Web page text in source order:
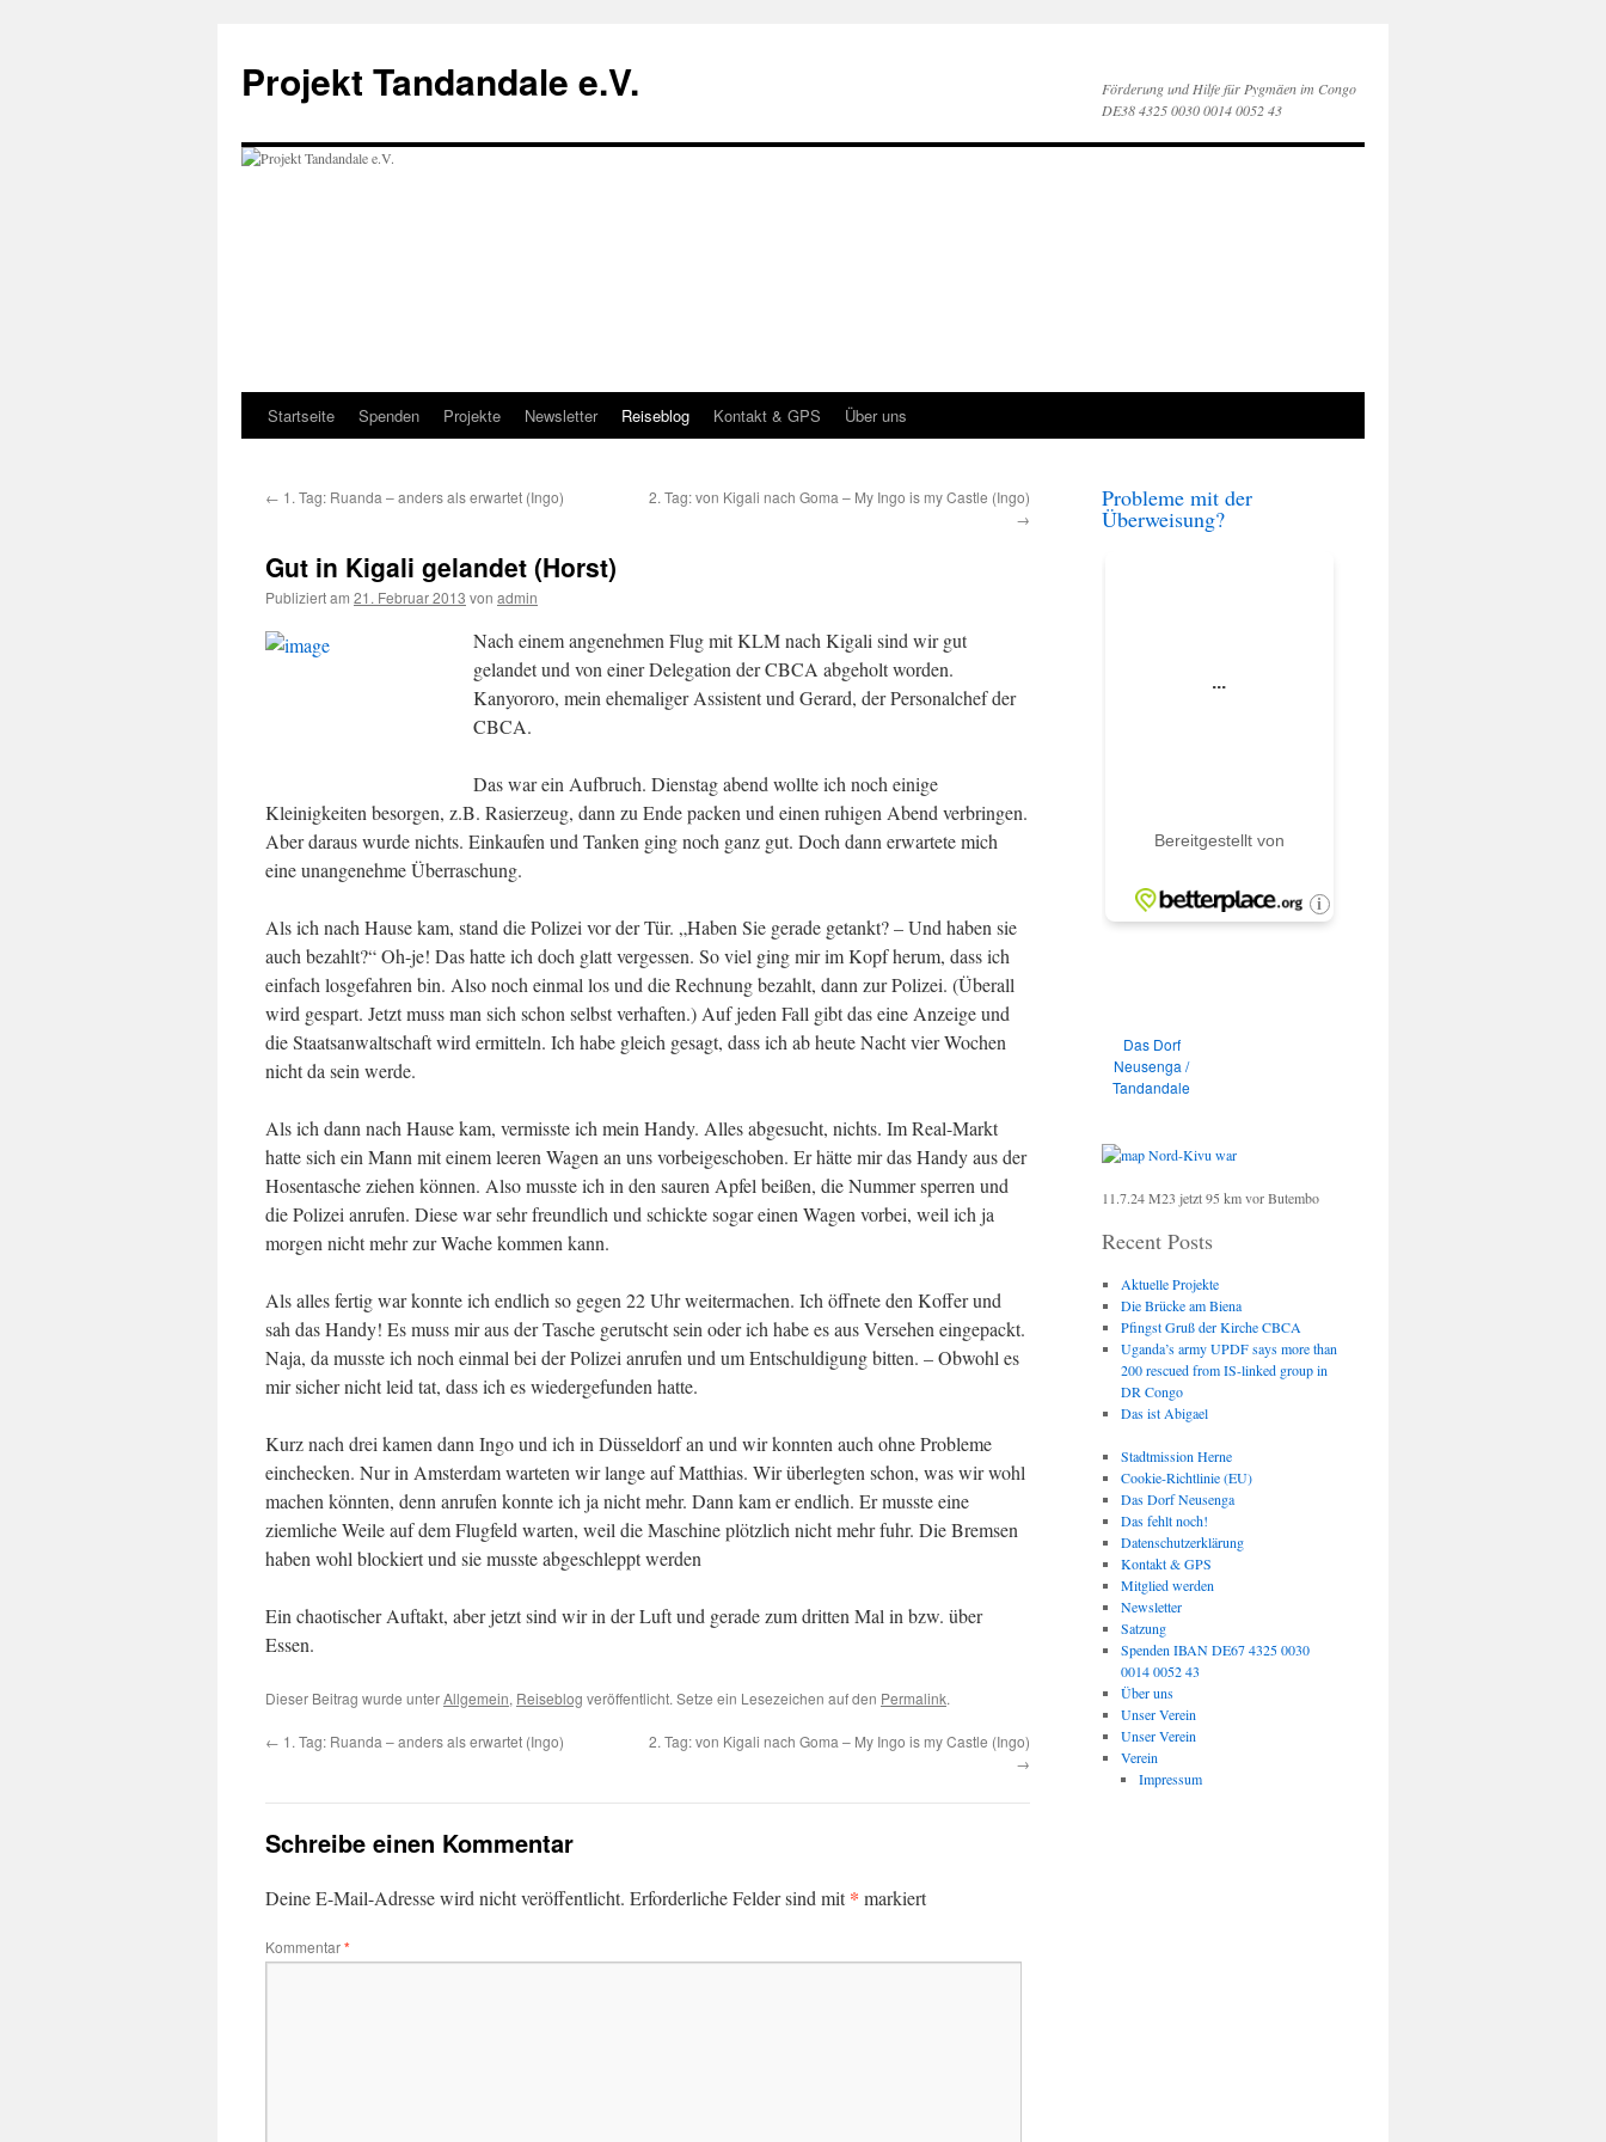
Projekt Tandandale e.V.
Förderung und Hilfe für Pygmäen im Congo
DE38 4325 0030 0014 0052 43
Zum
springen
Startseite Spenden Projekte Newsletter Reiseblog Kontakt & GPS Über uns
← 1. Tag: Ruanda – anders als erwartet (Ingo)
2. Tag: von Kigali nach Goma – My Ingo is my Castle (Ingo)
→
Gut in Kigali gelandet (Horst)
Publiziert am 21. Februar 2013 von admin
Nach einem angenehmen Flug mit KLM nach Kigali sind wir gut
gelandet und von einer Delegation der CBCA abgeholt worden.
Kanyororo, mein ehemaliger Assistent und Gerard, der Personalchef der
CBCA.
Das war ein Aufbruch. Dienstag abend wollte ich noch einige
Kleinigkeiten besorgen, z.B. Rasierzeug, dann zu Ende packen und einen ruhigen Abend verbringen.
Aber daraus wurde nichts. Einkaufen und Tanken ging noch ganz gut. Doch dann erwartete mich
eine unangenehme Überraschung.
Als ich nach Hause kam, stand die Polizei vor der Tür. „Haben Sie gerade getankt? – Und haben sie
auch bezahlt?“ Oh-je! Das hatte ich doch glatt vergessen. So viel ging mir im Kopf herum, dass ich
einfach losgefahren bin. Also noch einmal los und die Rechnung bezahlt, dann zur Polizei. (Überall
wird gespart. Jetzt muss man sich schon selbst verhaften.) Auf jeden Fall gibt das eine Anzeige und
die Staatsanwaltschaft wird ermitteln. Ich habe gleich gesagt, dass ich ab heute Nacht vier Wochen
nicht da sein werde.
Als ich dann nach Hause kam, vermisste ich mein Handy. Alles abgesucht, nichts. Im Real-Markt
hatte sich ein Mann mit einem leeren Wagen an uns vorbeigeschoben. Er hätte mir das Handy aus der
Hosentasche ziehen können. Also musste ich in den sauren Apfel beißen, die Nummer sperren und
die Polizei anrufen. Diese war sehr freundlich und schickte sogar einen Wagen vorbei, weil ich ja
morgen nicht mehr zur Wache kommen kann.
Als alles fertig war konnte ich endlich so gegen 22 Uhr weitermachen. Ich öffnete den Koffer und
sah das Handy! Es muss mir aus der Tasche gerutscht sein oder ich habe es aus Versehen eingepackt.
Naja, da musste ich noch einmal bei der Polizei anrufen und um Entschuldigung bitten. – Obwohl es
mir sicher nicht leid tat, dass ich es wiedergefunden hatte.
Kurz nach drei kamen dann Ingo und ich in Düsseldorf an und wir konnten auch ohne Probleme
einchecken. Nur in Amsterdam warteten wir lange auf Matthias. Wir überlegten schon, was wir wohl
machen könnten, denn anrufen konnte ich ja nicht mehr. Dann kam er endlich. Er musste eine
ziemliche Weile auf dem Flugfeld warten, weil die Maschine plötzlich nicht mehr fuhr. Die Bremsen
haben wohl blockiert und sie musste abgeschleppt werden
Ein chaotischer Auftakt, aber jetzt sind wir in der Luft und gerade zum dritten Mal in bzw. über
Essen.
Dieser Beitrag wurde unterAllgemein, Reiseblog veröffentlicht. Setze ein Lesezeichen auf den Permalink.
← 1. Tag: Ruanda – anders als erwartet (Ingo)
2. Tag: von Kigali nach Goma – My Ingo is my Castle (Ingo)
→
Schreibe einen Kommentar
Deine E-Mail-Adresse wird nicht veröffentlicht. Erforderliche Felder sind mit* markiert
Kommentar*
Probleme mit der
Überweisung?
Das Dorf
Neusenga /
Tandandale
11.7.24 M23 jetzt 95 km vor Butembo
Recent Posts
Aktuelle Projekte
Die Brücke am Biena
Pfingst Gruß der Kirche CBCA
Uganda’s army UPDF says more than
200 rescued from IS-linked group in
DR Congo
Das ist Abigael
Stadtmission Herne
Cookie-Richtlinie (EU)
Das Dorf Neusenga
Das fehlt noch!
Datenschutzerklärung
Kontakt & GPS
Mitglied werden
Newsletter
Satzung
Spenden IBAN DE67 4325 0030
0014 0052 43
Über uns
Unser Verein
Unser Verein
Verein
Impressum